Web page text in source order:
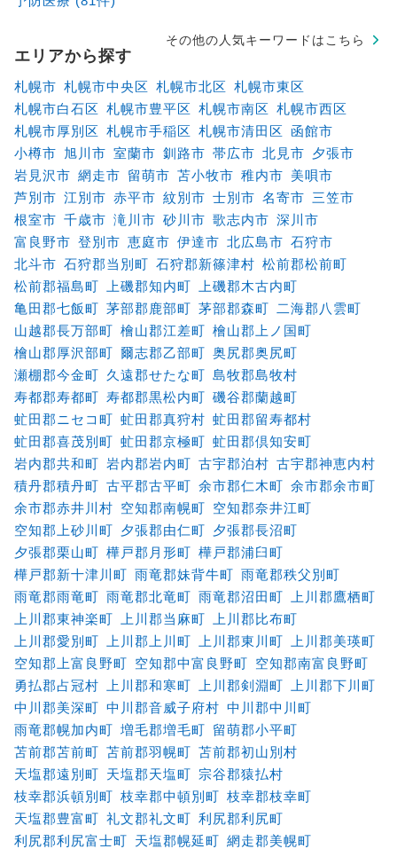
その他の人気キーワードはこちら
エリアから探す
札幌市 札幌市中央区 札幌市北区 札幌市東区
札幌市白石区 札幌市豊平区 札幌市南区 札幌市西区
札幌市厚別区 札幌市手稲区 札幌市清田区
函館市
小樽市 旭川市 室蘭市 釧路市 帯広市 北見市 夕張市
岩見沢市 網走市 留萌市 苫小牧市 稚内市 美唄市
芦別市 江別市 赤平市 紋別市 士別市 名寄市 三笠市
根室市 千歳市 滝川市 砂川市 歌志内市 深川市
富良野市 登別市 恵庭市 伊達市 北広島市 石狩市
北斗市 石狩郡当別町 石狩郡新篠津村 松前郡松前町
松前郡福島町
上磯郡知内町
上磯郡木古内町
亀田郡七飯町 茅部郡鹿部町 茅部郡森町
二海郡八雲町
山越郡長万部町 檜山郡江差町 檜山郡上ノ国町
檜山郡厚沢部町 爾志郡乙部町 奥尻郡奥尻町
瀬棚郡今金町 久遠郡せたな町 島牧郡島牧村
寿都郡寿都町 寿都郡黒松内町 磯谷郡蘭越町
虻田郡ニセコ町 虻田郡真狩村 虻田郡留寿都村
虻田郡喜茂別町 虻田郡京極町 虻田郡倶知安町
岩内郡共和町 岩内郡岩内町 古宇郡泊村 古宇郡神恵内村
積丹郡積丹町 古平郡古平町 余市郡仁木町 余市郡余市町
余市郡赤井川村 空知郡南幌町 空知郡奈井江町
空知郡上砂川町 夕張郡由仁町 夕張郡長沼町
夕張郡栗山町 樺戸郡月形町 樺戸郡浦臼町
樺戸郡新十津川町 雨竜郡妹背牛町 雨竜郡秩父別町
雨竜郡雨竜町 雨竜郡北竜町 雨竜郡沼田町
上川郡鷹栖町
上川郡東神楽町
上川郡当麻町
上川郡比布町
上川郡愛別町
上川郡上川町 上川郡東川町
上川郡美瑛町
空知郡上富良野町 空知郡中富良野町 空知郡南富良野町
勇払郡占冠村
上川郡和寒町 上川郡剣淵町
上川郡下川町
中川郡美深町 中川郡音威子府村 中川郡中川町
雨竜郡幌加内町 増毛郡増毛町 留萌郡小平町
苫前郡苫前町 苫前郡羽幌町 苫前郡初山別村
天塩郡遠別町 天塩郡天塩町 宗谷郡猿払村
枝幸郡浜頓別町 枝幸郡中頓別町 枝幸郡枝幸町
天塩郡豊富町 礼文郡礼文町 利尻郡利尻町
利尻郡利尻富士町 天塩郡幌延町 網走郡美幌町